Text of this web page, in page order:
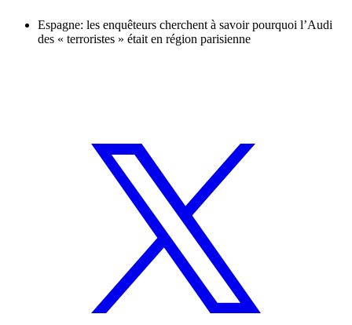
Espagne: les enquêteurs cherchent à savoir pourquoi l’Audi
des « terroristes » était en région parisienne